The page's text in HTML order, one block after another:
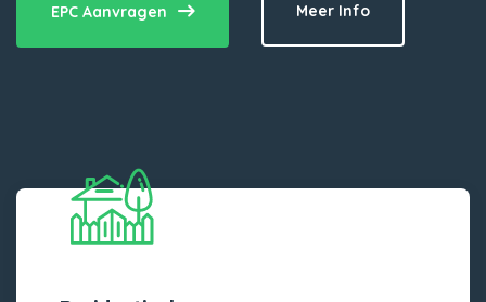
EPC Aanvragen Meer Info